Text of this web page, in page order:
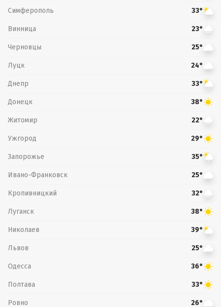
Симферополь 33°
Винница 23°
Черновцы 25°
Луцк 24°
Днепр 33°
Донецк 38°
Житомир 22°
Ужгород 29°
Запорожье 35°
Ивано-Франковск 25°
Кропивницкий 32°
Луганск 38°
Николаев 39°
Львов 25°
Одесса 36°
Полтава 33°
Ровно 26°